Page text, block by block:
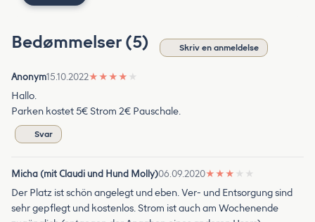
Bedømmelser (5) Skriv en anmeldelse
Anonym15.10.2022★ ★ ★ ★ ★
Hallo.
Parken kostet 5€ Strom 2€ Pauschale.
Svar
Micha (mit Claudi und Hund Molly)06.09.2020★ ★ ★ ★ ★
Der Platz ist schön angelegt und eben. Ver- und Entsorgung sind
sehr gepflegt und kostenlos. Strom ist auch am Wochenende